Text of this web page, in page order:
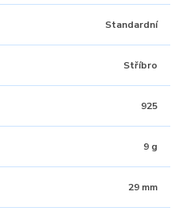
Standardní
Stříbro
925
9 g
29 mm